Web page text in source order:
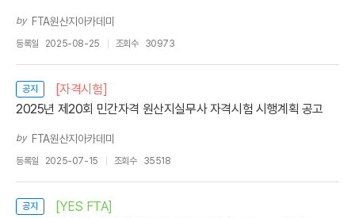
by FTA원산지아카데미
등록일 2025-08-25 조회수 30973
공지
[자격시험]
2025년 제20회 민간자격 원산지실무사 자격시험 시행계획 공고
by FTA원산지아카데미
등록일 2025-07-15 조회수 35518
공지
[YES FTA]